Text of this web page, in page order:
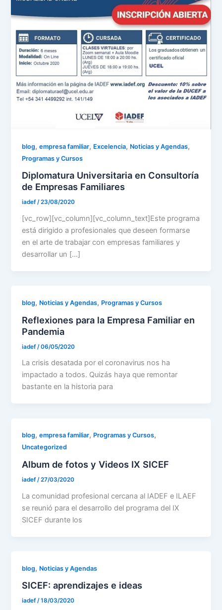
blog,empresa familiar, Excelencia, Noticias y Agendas,
Programas y Cursos
Diplomatura Universitaria en Consultoría
de Empresas Familiares
iadef/23/08/2020
[vc_row][vc_column][vc_column_text]Este programa
está dirigido a profesionales que deseen formarse
en el arte de trabajar con empresas familiares y
desarrollar un […]
blog, Noticias y Agendas, Programas y Cursos
Reflexiones para la Empresa Familiar en
Pandemia
iadef /06/05/2020
La crisis desatada por el coronavirus nos ha
impactado a todos. Quizás haya que remontar
bastante en la historia para
blog,empresa familiar, Programas y Cursos,
Uncategorized
Album de fotos y Videos IX SICEF
iadef/27/03/2020
La comunidad profesional cercana al IADEF e ILAEF
se reunió para el desarrollo del programa del IX
SICEF durante los
blog, Noticias y Agendas
SICEF: aprendizajes e ideas
iadef/18/03/2020